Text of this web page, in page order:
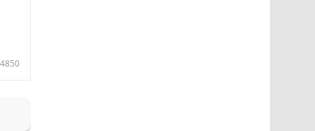
4850